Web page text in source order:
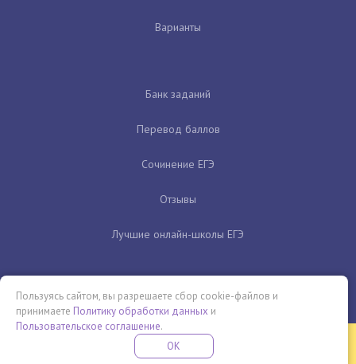
Варианты
Банк заданий
Перевод баллов
Сочинение ЕГЭ
Отзывы
Лучшие онлайн-школы ЕГЭ
Бесплатная летняя школа
ПРОВЕДИ ЭТО ЛЕТО С ПОЛЬЗОЙ
Пользуясь сайтом, вы разрешаете сбор cookie-файлов и
принимаете Политику обработки данных и
Пользовательское соглашение.
OK